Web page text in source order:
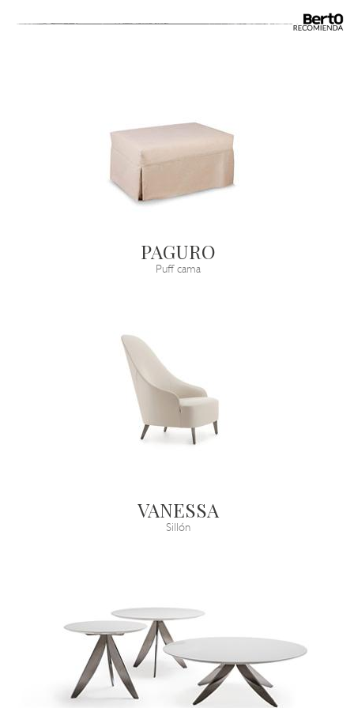
PAGURO
Puff cama
VANESSA
Sillón